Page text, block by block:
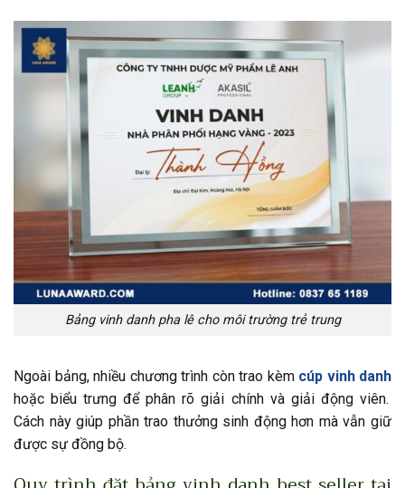
Bảng vinh danh pha lê cho môi trường trẻ trung
Ngoài bảng, nhiều chương trình còn trao kèm cúp vinh danh
hoặc biểu trưng để phân rõ giải chính và giải động viên.
Cách này giúp phần trao thưởng sinh động hơn mà vẫn giữ
được sự đồng bộ.